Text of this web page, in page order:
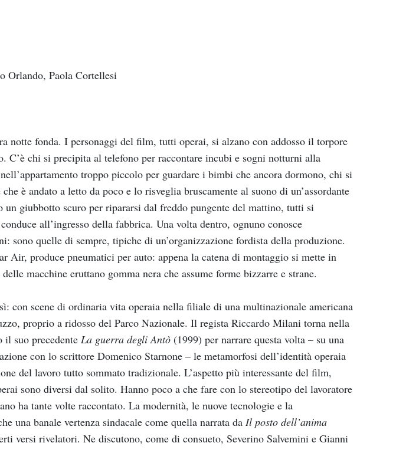
Orlando, Paola Cortellesi
notte fonda. I personaggi del film, tutti operai, si alzano con addosso il torpore
C’è chi si precipita al telefono per raccontare incubi e sogni notturni alla
troppo piccolo per guardare i bimbi che ancora dormono, chi si
è andato a letto da poco e lo risveglia bruscamente al suono di un’assordante
un giubbotto scuro per ripararsi dal freddo pungente del mattino, tutti si
all’ingresso della fabbrica. Una volta dentro, ognuno conosce
sono quelle di sempre, tipiche di un’organizzazione fordista della produzione.
Air, produce pneumatici per auto: appena la catena di montaggio si mette in
macchine eruttano gomma nera che assume forme bizzarre e strane.
con scene di ordinaria vita operaia nella filiale di una multinazionale americana
proprio a ridosso del Parco Nazionale. Il regista Riccardo Milani torna nella
il suo precedente La guerra degli Antò (1999) per narrare questa volta – su una
con lo scrittore Domenico Starnone – le metamorfosi dell’identità operaia
del lavoro tutto sommato tradizionale. L’aspetto più interessante del film,
sono diversi dal solito. Hanno poco a che fare con lo stereotipo del lavoratore
ha tante volte raccontato. La modernità, le nuove tecnologie e la
una banale vertenza sindacale come quella narrata da Il posto dell’anima
versi rivelatori. Ne discutono, come di consueto, Severino Salvemini e Gianni